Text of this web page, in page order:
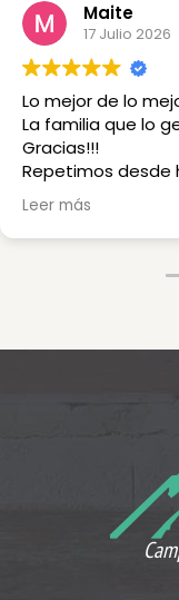
Maite
17 Julio 2026
Lo mejor de lo
La familia que lo
Gracias!!!
Repetimos desde
haciendo
Leer más